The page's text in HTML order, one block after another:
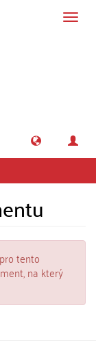
tento
na který